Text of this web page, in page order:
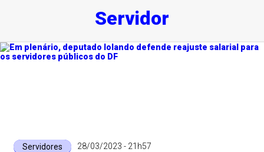
Servidor
Servidores 28/03/2023 - 21h57